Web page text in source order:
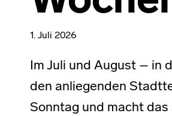
1. Juli 2026
Im Juli und August – in
den anliegenden
Sonntag und macht